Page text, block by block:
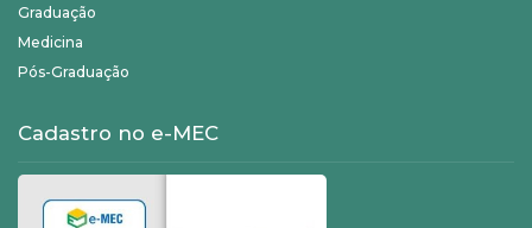
Graduação
Medicina
Pós-Graduação
Cadastro no e-MEC